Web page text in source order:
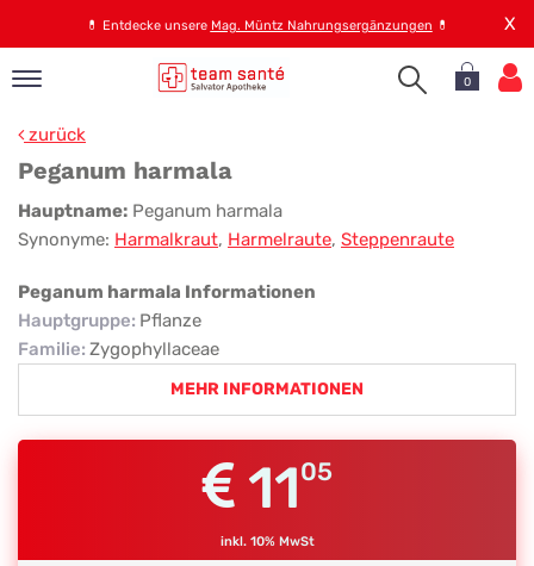
💊 Entdecke unsere Mag. Müntz Nahrungsergänzungen 💊 X
0
zurück
Peganum harmala
Peganum
harmala
Hauptname: Peganum harmala
Synonyme: Harmalkraut, Harmelraute, Steppenraute
Peganum harmala Informationen
Hauptgruppe: Pflanze
Familie: Zygophyllaceae
MEHR INFORMATIONEN
1105
inkl. 10% MwSt